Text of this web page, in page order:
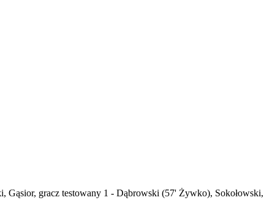
Gąsior, gracz testowany 1 - Dąbrowski (57' Żywko),